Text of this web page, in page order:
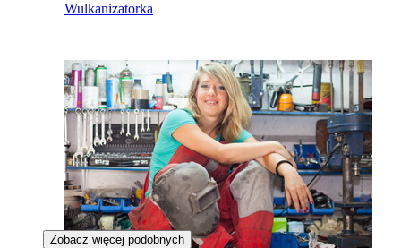
Wulkanizatorka
Zobacz więcej podobnych